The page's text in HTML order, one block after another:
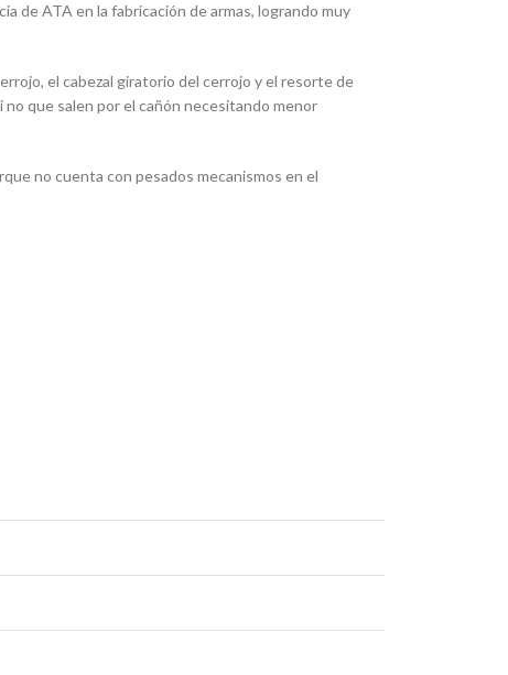
de ATA en la fabricación de armas, logrando muy
el cabezal giratorio del cerrojo y el resorte de
no que salen por el cañón necesitando menor
no cuenta con pesados mecanismos en el